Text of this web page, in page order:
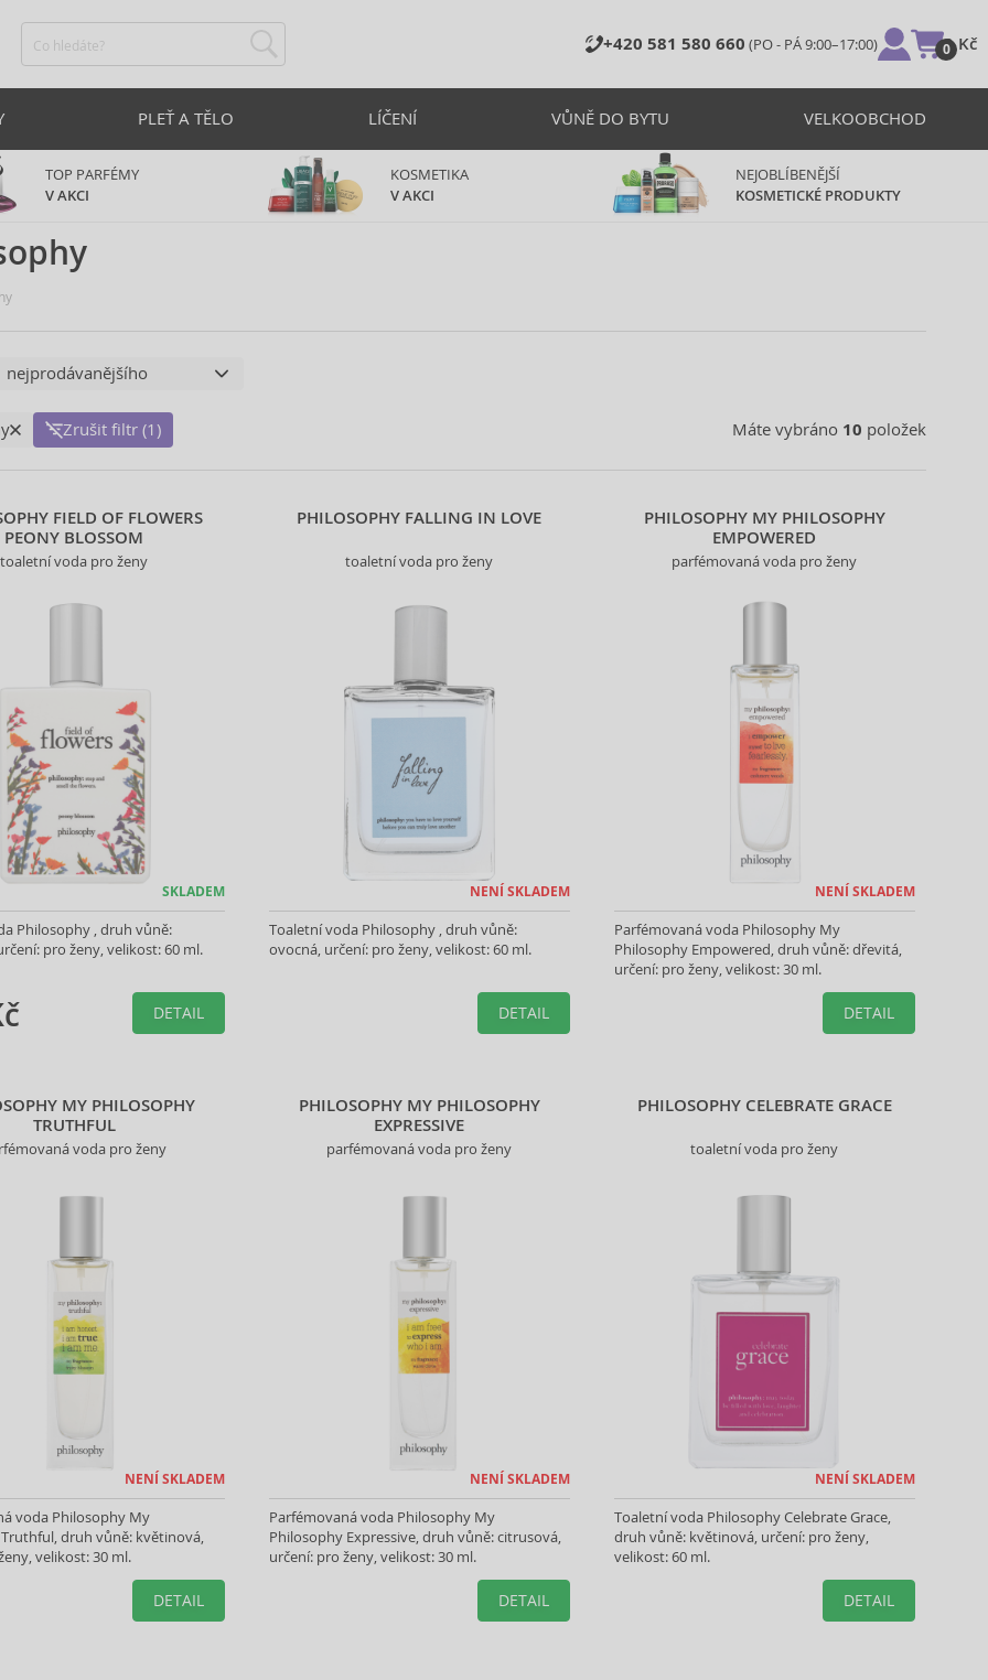
+420 581 580 660 (PO - PÁ 9:00–17:00) 0
0 Kč
PLEŤ A TĚLO LÍČENÍ VŮNĚ DO BYTU VELKOOBCHOD
TOP PARFÉMY
V AKCI
KOSMETIKA
V AKCI
NEJOBLÍBENĚJŠÍ
KOSMETICKÉ PRODUKTY
Máte vybráno 10 položek
Zrušit filtr (1)
FIELD OF FLOWERS
PEONY BLOSSOM
toaletní voda pro ženy
SKLADEM
Philosophy , druh vůně:
pro ženy, velikost: 60 ml.
DETAIL
PHILOSOPHY FALLING IN LOVE
toaletní voda pro ženy
NENÍ SKLADEM
Toaletní voda Philosophy , druh vůně:
ovocná, určení: pro ženy, velikost: 60 ml.
DETAIL
PHILOSOPHY MY PHILOSOPHY
EMPOWERED
parfémovaná voda pro ženy
NENÍ SKLADEM
Parfémovaná voda Philosophy My
Philosophy Empowered, druh vůně: dřevitá,
určení: pro ženy, velikost: 30 ml.
DETAIL
MY PHILOSOPHY
TRUTHFUL
voda pro ženy
NENÍ SKLADEM
voda Philosophy My
druh vůně: květinová,
velikost: 30 ml.
DETAIL
PHILOSOPHY MY PHILOSOPHY
EXPRESSIVE
parfémovaná voda pro ženy
NENÍ SKLADEM
Parfémovaná voda Philosophy My
Philosophy Expressive, druh vůně: citrusová,
určení: pro ženy, velikost: 30 ml.
DETAIL
PHILOSOPHY CELEBRATE GRACE
toaletní voda pro ženy
NENÍ SKLADEM
Toaletní voda Philosophy Celebrate Grace,
druh vůně: květinová, určení: pro ženy,
velikost: 60 ml.
DETAIL